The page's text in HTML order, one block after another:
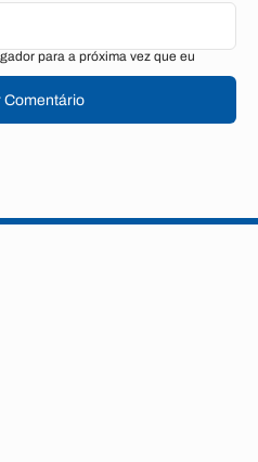
para a próxima vez que eu
Comentário